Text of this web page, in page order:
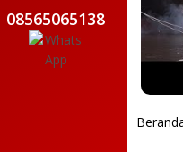
08565065138